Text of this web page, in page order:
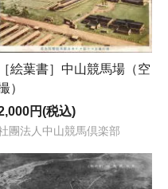
［絵葉書］中山競馬場（空
）
円(税込)
團法人中山競馬倶楽部